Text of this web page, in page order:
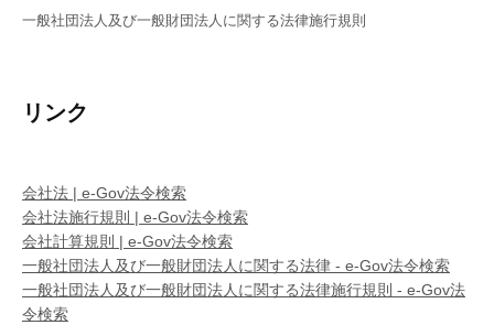
一般社団法人及び一般財団法人に関する法律施行規則
リンク
会社法 | e-Gov法令検索
会社法施行規則 | e-Gov法令検索
会社計算規則 | e-Gov法令検索
一般社団法人及び一般財団法人に関する法律 - e-Gov法令検索
一般社団法人及び一般財団法人に関する法律施行規則 - e-Gov法
令検索